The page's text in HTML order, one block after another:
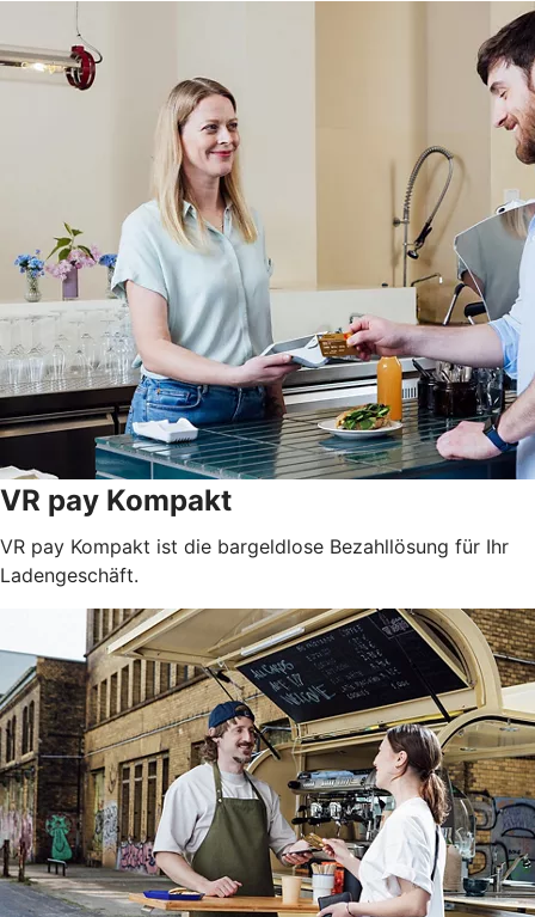
VR pay Kompakt
VR pay Kompakt ist die bargeldlose Bezahllösung für Ihr
Ladengeschäft.